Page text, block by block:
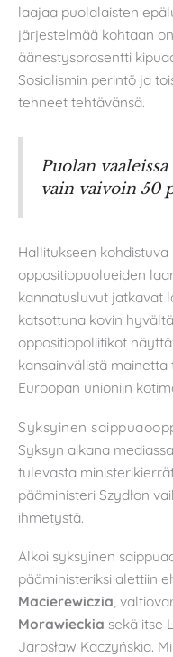
laajaa puolalaisten
järjestelmää kohtaan
äänestysprosentti
Sosialismin perintö ja
tehneet tehtävänsä.
Puolan
vain vaivoin 50
Hallitukseen kohdistuva
oppositiopuolueiden
kannatusluvut jatkavat
katsottuna kovin
oppositiopoliitikot
kansainvälistä
Euroopan unioniin
Syksyinen
Syksyn aikana
tulevasta
pääministeri Szydłon
ihmetystä.
Alkoi syksyinen
pääministeriksi alettiin
Macierewiczia,
Morawieckia sekä itse
Jarosław Kaczyńskia.